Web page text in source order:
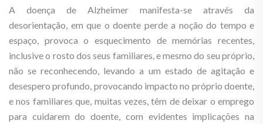
A doença de Alzheimer manifesta-se através da
desorientação, em que o doente perde a noção do tempo e
espaço, provoca o esquecimento de memórias recentes,
inclusive o rosto dos seus familiares, e mesmo do seu próprio,
não se reconhecendo, levando a um estado de agitação e
desespero profundo, provocando impacto no próprio doente,
e nos familiares que, muitas vezes, têm de deixar o emprego
para cuidarem do doente, com evidentes implicações na